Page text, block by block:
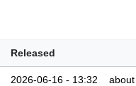
Released
2026-06-16 - 13:32